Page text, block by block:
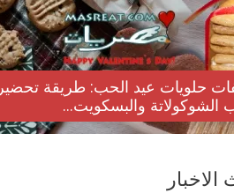
حلويات عيد الحب: طريقة تحضير
الشوكولاتة والبسكويت...